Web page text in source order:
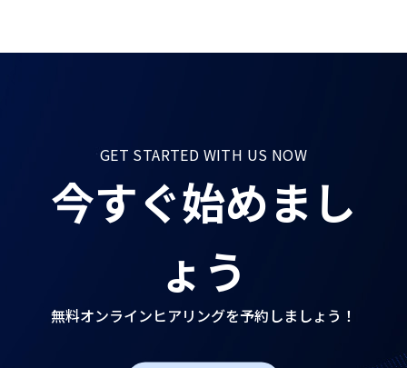
GET STARTED WITH US NOW
今すぐ始めまし
ょう
無料オンラインヒアリングを予約しましょう！